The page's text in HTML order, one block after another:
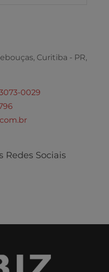
Curitiba - PR,
0029
Redes Sociais